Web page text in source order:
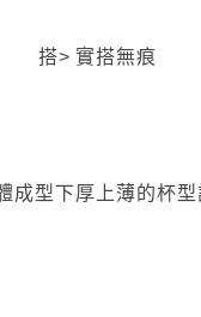
> 實搭無痕
成型下厚上薄的杯